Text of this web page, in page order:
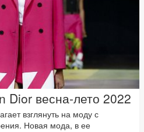
Dior весна-лето 2022
взглянуть на моду с
Новая мода, в ее